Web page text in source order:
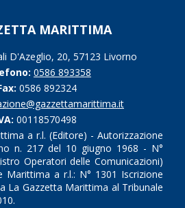
MARITTIMA
D'Azeglio, 20, 57123 Livorno
0586 893358
0586 892324
00118570498
a r.l. (Editore) - Autorizzazione
n. 217 del 10 giugno 1968 - N°
Operatori delle Comunicazioni)
Marittima a r.l.: N° 1301 Iscrizione
La Gazzetta Marittima al Tribunale